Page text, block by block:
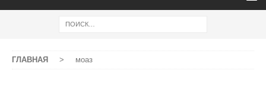
ГЛАВНАЯ > моаз